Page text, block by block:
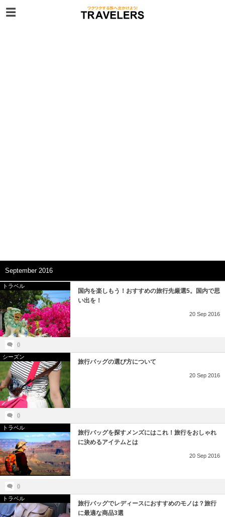
September 2016
トラベル
国内を楽しもう！おすすめの旅行先厳選5。国内で思
い出を！
20 Sep 2016
0
シーズン
旅行バッグの選び方について
20 Sep 2016
0
トラベル
旅行バッグを探すメンズにはこれ！旅行をおしゃれ
に決めるアイテムとは
20 Sep 2016
0
トラベル
旅行バッグでレディースにおすすめのモノは？旅行
に最適な商品3選